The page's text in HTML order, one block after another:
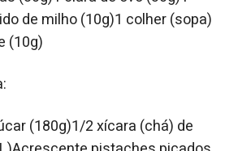
de milho (10g)1 colher (sopa)
(10g)
(180g)1/2 xícara (chá) de